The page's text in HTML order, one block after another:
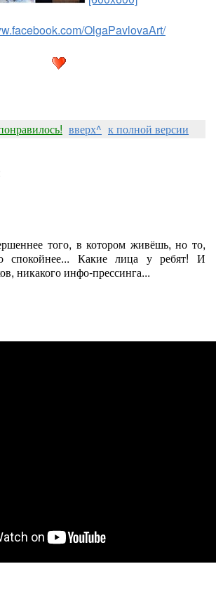
OlgaPavlovaArt/
вверх^ к полной версии
того, в котором живёшь, но то,
спокойнее... Какие лица у ребят! И
никакого инфо-прессинга...